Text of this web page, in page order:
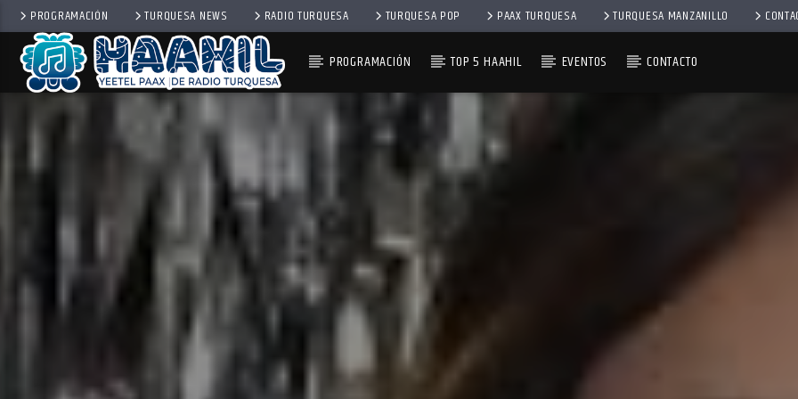
PROGRAMACIÓN TURQUESA NEWS RADIO TURQUESA TURQUESA POP PAAX TURQUESA TURQUESA MANZANILLO
PROGRAMACIÓN TOP 5 HAAHIL EVENTOS CONTACTO
PROGRAMA ACTUAL
TOP TRENDING